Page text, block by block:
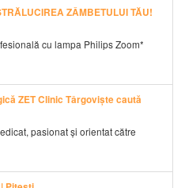
ZÂMBETULUI TĂU!
cu lampa Philips Zoom*
ZET Clinic Târgoviște caută
pasionat și orientat către